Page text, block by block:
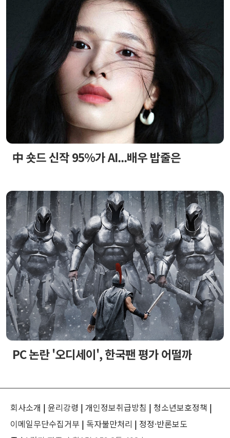
中 숏드 신작 95%가 AI...배우 밥줄은
PC 논란 '오디세이', 한국팬 평가 어떨까
회사소개 | 윤리강령 | 개인정보취급방침 | 청소년보호정책 |
이메일무단수집거부 | 독자불만처리 | 정정·반론보도